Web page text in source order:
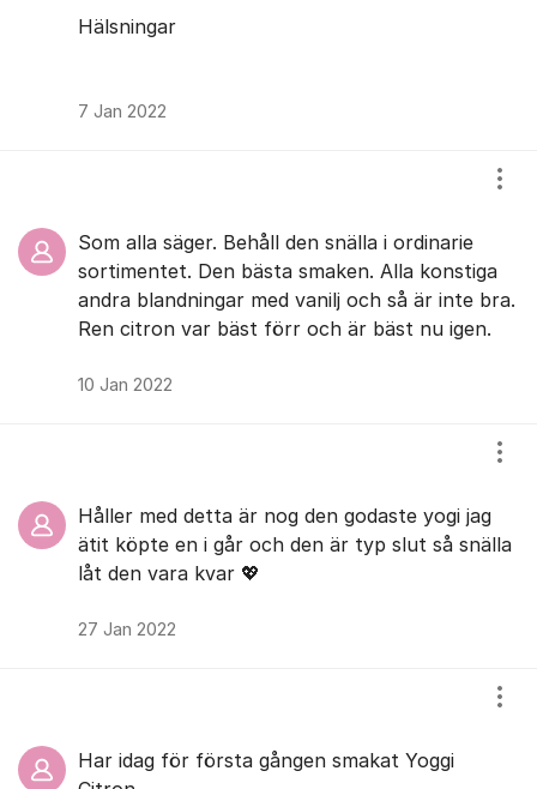
Hälsningar
7 Jan 2022
Som alla säger. Behåll den snälla i ordinarie
sortimentet. Den bästa smaken. Alla konstiga
andra blandningar med vanilj och så är inte bra.
Ren citron var bäst förr och är bäst nu igen.
10 Jan 2022
Håller med detta är nog den godaste yogi jag
ätit köpte en i går och den är typ slut så snälla
låt den vara kvar 💖
27 Jan 2022
Har idag för första gången smakat Yoggi